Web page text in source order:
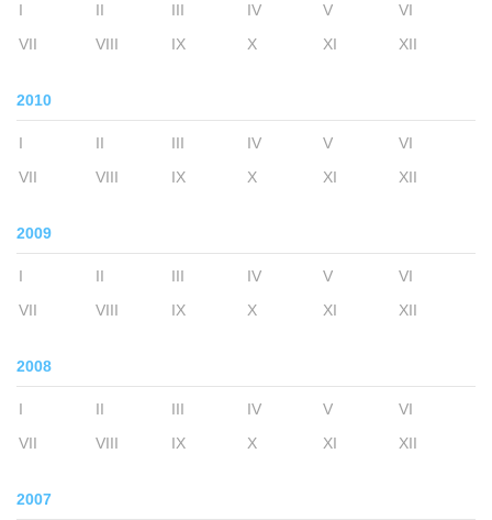
I II III IV V
VI
VII
VIII IX X XI XII
2010
I II III IV V
VI
VII
VIII IX X XI XII
2009
I II III IV V
VI
VII
VIII IX X XI XII
2008
I II III IV V
VI
VII
VIII IX X XI XII
2007